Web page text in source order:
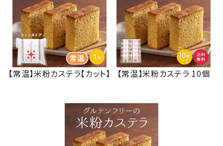
【常温】米粉カステラ【カット】 【常温】米粉カステラ 10個